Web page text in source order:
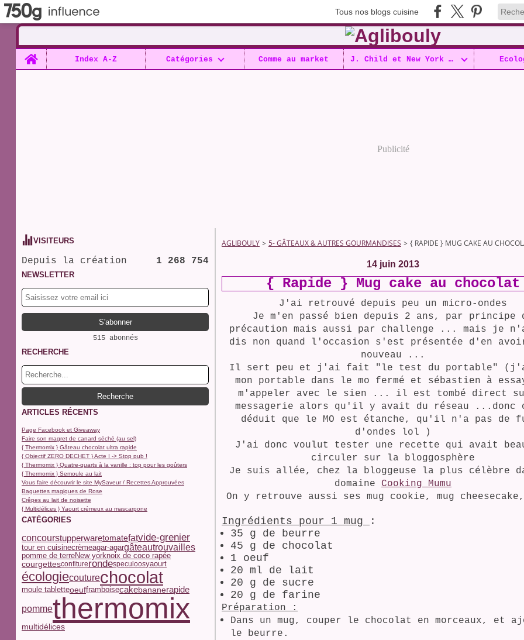
Tous nos blogs cuisine
Home
Index A-Z Catégories Comme au market J. Child et New York !!
Publicité
VISITEURS
Depuis la création 1 268 754
NEWSLETTER
515 abonnés
RECHERCHE
ARTICLES RÉCENTS
Page Facebook et Giveaway
Faire son magret de canard séché (au sel)
{ Thermomix } Gâteau chocolat ultra rapide
{ Objectif ZERO DECHET } Acte I -> Stop pub !
{ Thermomix } Quatre-quarts à la vanille : top pour les goûters
{ Thermomix } Semoule au lait
Vous faire découvrir le site MySaveur / Recettes Approuvées
Baguettes magiques de Rose
Crêpes au lait de noisette
{ Multidélices } Yaourt crémeux au mascarpone
CATÉGORIES
concourstupperwaretomatefatvide-grenier
tour en cuisinecrèmeagar-agargâteautrouvailles
pomme de terreNew yorknoix de coco rapée
courgettesconfiturerondespeculoosyaourt
écologiecouturechocolat
moule tabletteoeufframboisecakebananerapide
pommethermomix
multidélices
AGLIBOULY > 5- GÂTEAUX & AUTRES GOURMANDISES > { RAPIDE } MUG CAKE AU
14 juin 2013
{ Rapide } Mug cake au chocolat
J'ai retrouvé depuis peu un micro-ondes
Je m'en passé bien depuis 2 ans, par principe
précaution mais aussi par challenge ... mais je
dis non quand l'occasion s'est présentée d'en
nouveau ...
Il sert peu et j'ai fait "le test du portable"
mon portable dans le mo fermé et sébastien à
m'appeler avec le sien ... il est tombé direct
messagerie alors qu'il y avait du réseau ...donc
déduit que le MO est étanche, qu'il n'a pas de
d'ondes lol )
J'ai donc voulut tester une recette qui avait
circuler sur la bloggosphère
Je suis allée, chez la bloggeuse la plus célèbre
domaine Cooking Mumu
On y retrouve aussi ses mug cookie, mug
Ingrédients pour 1 mug
:
35 g de beurre
45 g de chocolat
1 oeuf
20 ml de lait
20 g de sucre
20 g de farine
Préparation :
Dans un mug, couper le chocolat en morceaux, et
le beurre.